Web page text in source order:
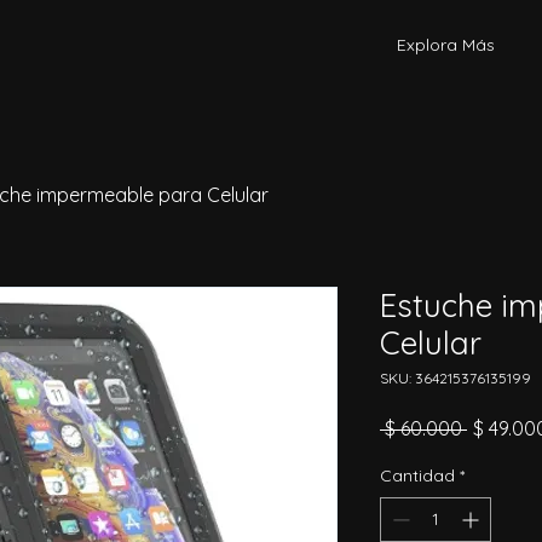
Explora Más
impermeable para Celular
Estuche
Celular
SKU: 364215376135199
$ 60.000 Precio
$
Cantidad *